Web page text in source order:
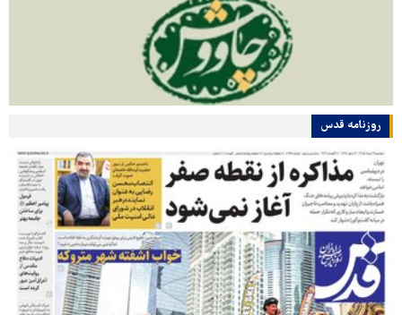
روزنامه قدس